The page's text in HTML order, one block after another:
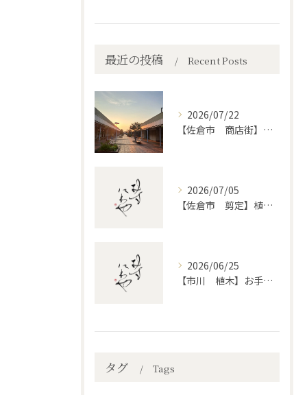
最近の投稿 Recent Posts
2026/07/22
【佐倉市 商店街】街路植木剪定
2026/07/05
【佐倉市 剪定】植木・庭木の剪定、プロに頼むとどう違うのか。
2026/06/25
【市川 植木】お手入れ【和モダンというお庭を考える】
タグ Tags